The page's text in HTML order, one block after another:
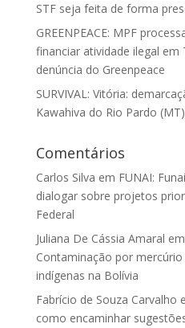
STF seja feita de forma
GREENPEACE: MPF
financiar atividade ilegal em
denúncia do Greenpeace
SURVIVAL: Vitória:
Kawahiva do Rio Pardo
Comentários
Carlos Silva em FUNAI:
dialogar sobre projetos
Federal
Juliana De Cássia Amaral em
Contaminação por
indígenas na Bolívia
Fabrício de Souza Carvalho
como encaminhar